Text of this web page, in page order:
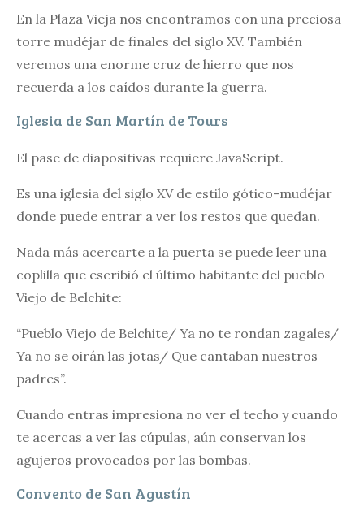
En la Plaza Vieja nos encontramos con una preciosa
torre mudéjar de finales del siglo XV. También
veremos una enorme cruz de hierro que nos
recuerda a los caídos durante la guerra.
Iglesia de San Martín de Tours
El pase de diapositivas requiere JavaScript.
Es una iglesia del siglo XV de estilo gótico-mudéjar
donde puede entrar a ver los restos que quedan.
Nada más acercarte a la puerta se puede leer una
coplilla que escribió el último habitante del pueblo
Viejo de Belchite:
“Pueblo Viejo de Belchite/ Ya no te rondan zagales/
Ya no se oirán las jotas/ Que cantaban nuestros
padres”.
Cuando entras impresiona no ver el techo y cuando
te acercas a ver las cúpulas, aún conservan los
agujeros provocados por las bombas.
Convento de San Agustín